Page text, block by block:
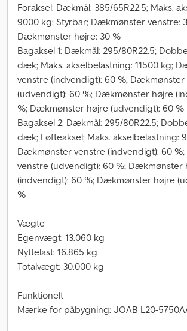
Foraksel: Dækmål: 385/65R22.5; Maks.
9000 kg; Styrbar; Dækmønster venstre:
Dækmønster højre: 30 %
Bagaksel 1: Dækmål: 295/80R22.5;
dæk; Maks. akselbelastning: 11500 kg;
venstre (indvendigt): 60 %; Dækmønster
(udvendigt): 60 %; Dækmønster højre
%; Dækmønster højre (udvendigt): 60 %
Bagaksel 2: Dækmål: 295/80R22.5;
dæk; Løfteaksel; Maks. akselbelastning:
Dækmønster venstre (indvendigt): 60
venstre (udvendigt): 60 %; Dækmønster
(indvendigt): 60 %; Dækmønster højre
%
Vægte
Egenvægt: 13.060 kg
Nyttelast: 16.865 kg
Totalvægt: 30.000 kg
Funktionelt
Mærke for påbygning: JOAB L20-